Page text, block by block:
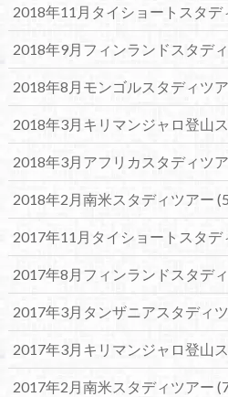
2018年11月タイショートスタデ
2018年9月フィンランドスタデ
2018年8月モンゴルスタディツ
2018年3月キリマンジャロ登山
2018年3月アフリカスタディツ
2018年2月南米スタディツアー
2017年11月タイショートスタデ
2017年8月フィンランドスタデ
2017年3月タンザニアスタディ
2017年3月キリマンジャロ登山
2017年2月南米スタディツアー